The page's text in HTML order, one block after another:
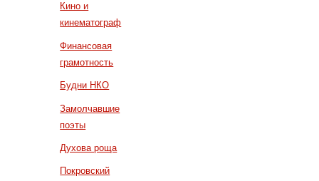
Кино и
кинематограф
Финансовая
грамотность
Будни НКО
Замолчавшие
поэты
Духова роща
Покровский